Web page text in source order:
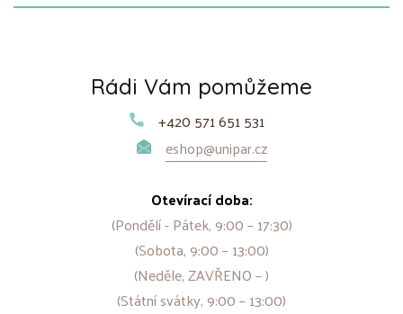
Rádi Vám pomůžeme
+420 571 651 531
eshop@unipar.cz
Otevírací doba:
(Pondělí - Pátek, 9:00 – 17:30)
(Sobota, 9:00 – 13:00)
(Neděle, ZAVŘENO – )
(Státní svátky, 9:00 – 13:00)